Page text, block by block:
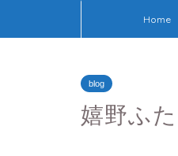
Home
blog
嬉野ふ